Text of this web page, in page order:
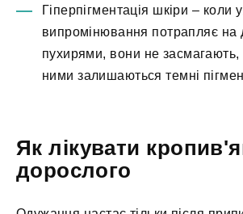
Гіперпігментація шкіри – коли
випромінювання потрапляє на
пухирями, вони не засмагають,
ними залишаються темні
Як лікувати
дорослого